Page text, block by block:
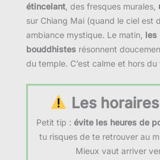
étincelant , des fresques murales,
sur Chiang Mai (quand le ciel est
ambiance mystique. Le matin, les
bouddhistes résonnent
du temple. C’est calme et hors du
Les
Petit tip : évite les heures de
tu risques de te retrouver au
Mieux vaut arriver